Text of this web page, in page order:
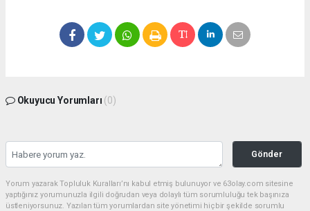
Okuyucu Yorumları (0)
Gönder
Yorum yazarak Topluluk Kuralları’nı kabul etmiş bulunuyor ve 63olay.com sitesine
yaptığınız yorumunuzla ilgili doğrudan veya dolaylı tüm sorumluluğu tek başınıza
üstleniyorsunuz. Yazılan tüm yorumlardan site yönetimi hiçbir şekilde sorumlu